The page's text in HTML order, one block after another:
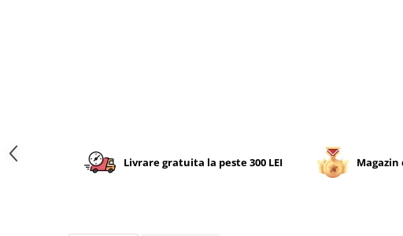
Livrare gratuita la peste 300 LEI Magazin